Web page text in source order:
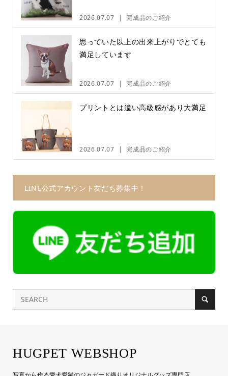
2026.07.07 完成品のご紹介
思っていた以上の出来上がりでとても
満足しています
2026.07.07 完成品のご紹介
プリントとは違い高級感があり大満足
2026.07.07 完成品のご紹介
LINE公式アカウント友だち募集中！
HUGPET WEBSHOP